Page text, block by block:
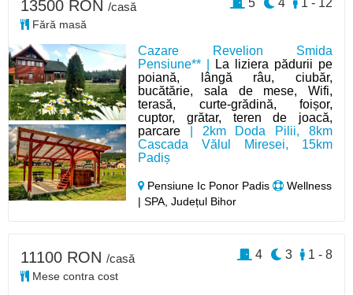
Cazare Revelion Smida
Pensiune** |
La liziera pădurii pe
poiană, lângă râu, ciubăr,
bucătărie, sala de mese, Wifi,
terasă, curte-grădină, foișor,
cuptor, grătar, teren de joacă,
parcare | 2km Doda Pilii, 8km
Cascada Vălul Miresei, 15km
Padiș
Pensiune Ic Ponor Padis
Wellness
| SPA, Județul Bihor
13500 RON /casă
Fără masă
1 - 12
4
5
11100 RON /casă
Mese contra cost
1 - 8
3
4